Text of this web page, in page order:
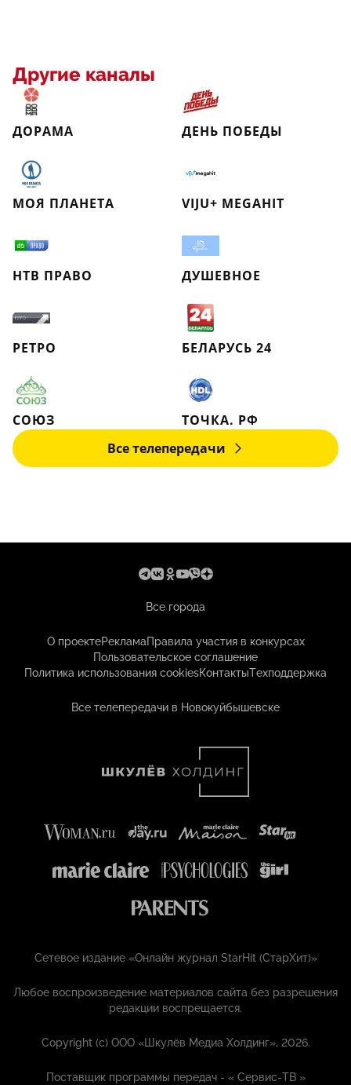
Другие каналы
ДОРАМА ДЕНЬ ПОБЕДЫ
МОЯ ПЛАНЕТА VIJU+ MEGAHIT
НТВ ПРАВО ДУШЕВНОЕ
РЕТРО БЕЛАРУСЬ 24
СОЮЗ
ТОЧКА. РФ
Все телепередачи
Все города
О проектеРекламаПравила участия в конкурсах
Пользовательское соглашение
Политика использования cookiesКонтактыТехподдержка
Все телепередачи в Новокуйбышевске
Сетевое издание «Онлайн журнал StarHit (СтарХит)»
Любое воспроизведение материалов сайта без разрешения
редакции воспрещается.
Copyright (с) ООО «Шкулёв Медиа Холдинг», 2026.
Поставщик программы передач - «Сервис-ТВ »